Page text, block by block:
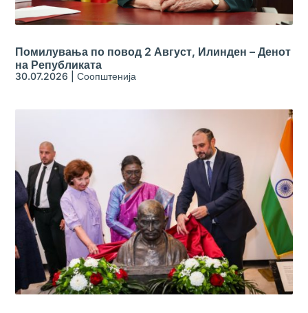
Помилувања по повод 2 Август, Илинден – Денот
на Републиката
30.07.2026 |Соопштенија